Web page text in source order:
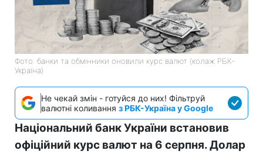
Фото: банки та обмінники оновили курс валют (колаж РБК-
Україна)
Не чекай змін - готуйся до них! Фільтруй
валютні коливання з РБК-Україна у Google
Національний банк України встановив
офіційний курс валют на 6 серпня. Долар